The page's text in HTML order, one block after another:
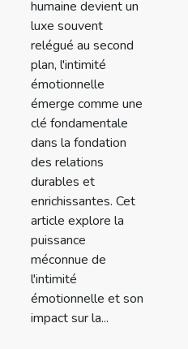
humaine devient un
luxe souvent
relégué au second
plan, l'intimité
émotionnelle
émerge comme une
clé fondamentale
dans la fondation
des relations
durables et
enrichissantes. Cet
article explore la
puissance
méconnue de
l'intimité
émotionnelle et son
impact sur la...